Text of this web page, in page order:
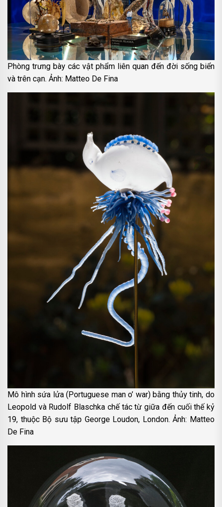
Phòng trưng bày các vật phẩm liên quan đến đời sống biển
và trên cạn. Ảnh: Matteo De Fina
Mô hình sứa lửa (Portuguese man o’ war) bằng thủy tinh, do
Leopold và Rudolf Blaschka chế tác từ giữa đến cuối thế kỷ
19, thuộc Bộ sưu tập George Loudon, London. Ảnh: Matteo
De Fina